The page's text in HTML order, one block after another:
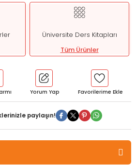
Üniversite Ders Kitapları
Tüm Ürünler
Yorum Yap
paylaşın!